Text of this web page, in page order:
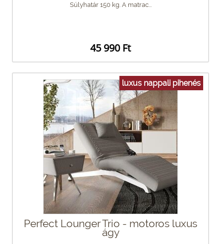
Súlyhatár 150 kg. A matrac...
45 990 Ft
luxus nappali pihenés
Perfect Lounger Trio - motoros luxus
ágy